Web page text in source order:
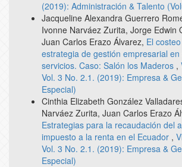
(2019): Administración & Talento
Jacqueline Alexandra Guerrero
Ivonne Narváez Zurita, Jorge Edwin
Juan Carlos Erazo Álvarez, El
estrategia de gestión empresarial
servicios. Caso: Salón los Maderos ,
Vol. 3 No. 2.1. (2019): Empresa &
Especial)
Cinthia Elizabeth González
Narváez Zurita, Juan Carlos Erazo
Estrategias para la recaudación del
impuesto a la renta en el Ecuador ,
Vol. 3 No. 2.1. (2019): Empresa &
Especial)